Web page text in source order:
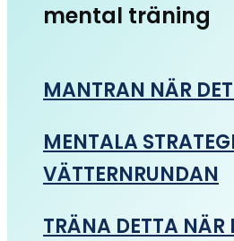
mental träning
MANTRAN NÄR
MENTALA
VÄTTERNRUNDAN
TRÄNA DETTA NÄR